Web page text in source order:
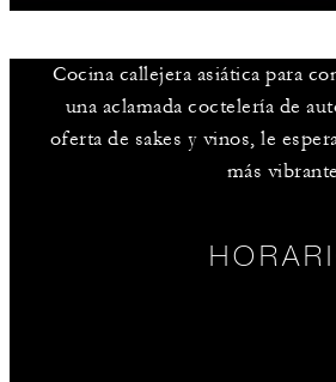
Cocina callejera asiática para
una aclamada coctelería de
oferta de sakes y vinos, le
más